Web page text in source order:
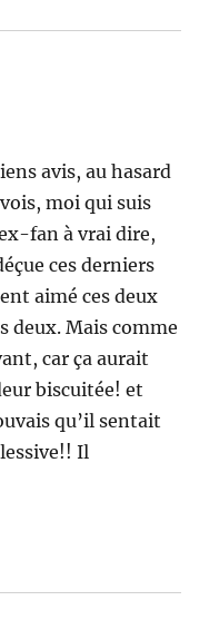
avis, au hasard
moi qui suis
fan à vrai dire,
ces derniers
aimé ces deux
deux. Mais comme
car ça aurait
biscuitée! et
qu’il sentait
Il